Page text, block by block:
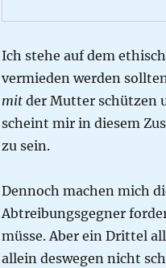
Ich stehe auf dem
vermieden werden
mitder Mutter schützen
scheint mir in diesem
zu sein.
Dennoch machen mich
Abtreibungsgegner
müsse. Aber ein Drittel
allein deswegen nicht